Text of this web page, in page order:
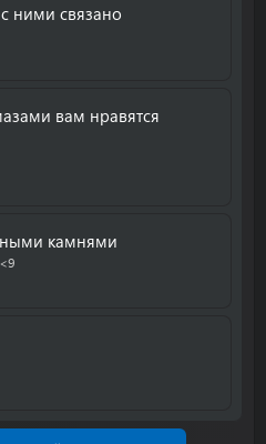
ними связано
вам нравятся
камнями